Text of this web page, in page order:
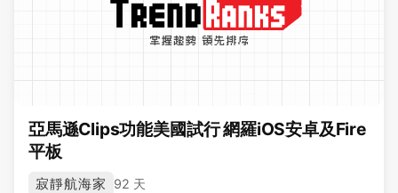
亞馬遜Clips功能美國試行 網羅iOS安卓及Fire
平板
寂靜航海家 92 天